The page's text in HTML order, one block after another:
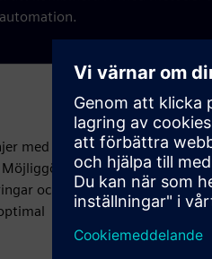
med den
och
att